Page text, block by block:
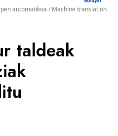
automatikoa / Machine translation
taldeak